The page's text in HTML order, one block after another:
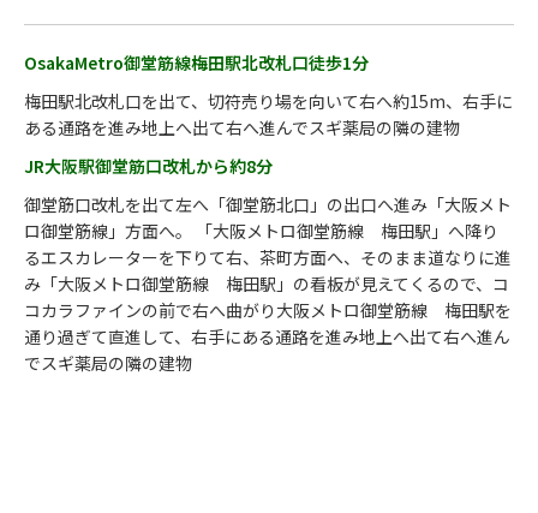
OsakaMetro御堂筋線梅田駅北改札口徒歩1分
梅田駅北改札口を出て、切符売り場を向いて右へ約15m、右手に
ある通路を進み地上へ出て右へ進んでスギ薬局の隣の建物
JR大阪駅御堂筋口改札から約8分
御堂筋口改札を出て左へ「御堂筋北口」の出口へ進み「大阪メト
ロ御堂筋線」方面へ。 「大阪メトロ御堂筋線 梅田駅」へ降り
るエスカレーターを下りて右、茶町方面へ、そのまま道なりに進
み「大阪メトロ御堂筋線 梅田駅」の看板が見えてくるので、コ
コカラファインの前で右へ曲がり大阪メトロ御堂筋線 梅田駅を
通り過ぎて直進して、右手にある通路を進み地上へ出て右へ進ん
でスギ薬局の隣の建物